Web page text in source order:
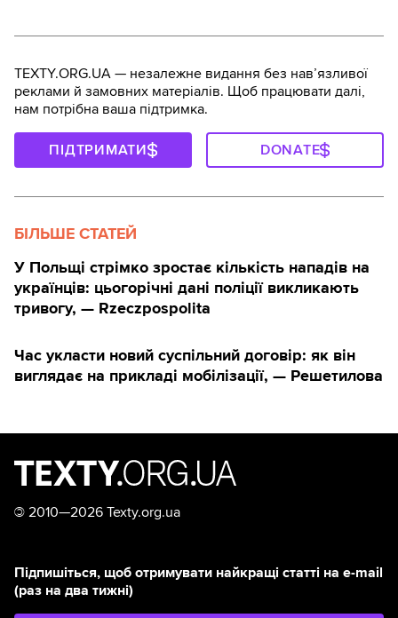
TEXTY.ORG.UA — незалежне видання без навʼязливої
реклами й замовних матеріалів. Щоб працювати далі,
нам потрібна ваша підтримка.
ПІДТРИМАТИ DONATE
БІЛЬШЕ СТАТЕЙ
У Польщі стрімко зростає кількість нападів на
українців: цьогорічні дані поліції викликають
тривогу, — Rzeczpospolita
Час укласти новий суспільний договір: як він
виглядає на прикладі мобілізації, — Решетилова
© 2010—2026 Texty.org.ua
Підпишіться, щоб отримувати найкращі статті на e-mail
(раз на два тижні)